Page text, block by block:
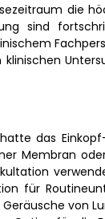
die
sind
das
Membran
für
von